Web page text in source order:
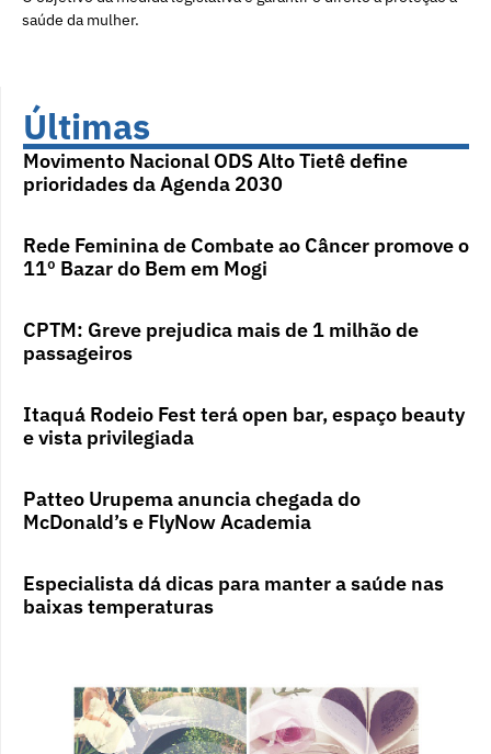
saúde da mulher.
Últimas
Movimento Nacional ODS Alto Tietê define
prioridades da Agenda 2030
Rede Feminina de Combate ao Câncer promove o
11º Bazar do Bem em Mogi
CPTM: Greve prejudica mais de 1 milhão de
passageiros
Itaquá Rodeio Fest terá open bar, espaço beauty
e vista privilegiada
Patteo Urupema anuncia chegada do
McDonald’s e FlyNow Academia
Especialista dá dicas para manter a saúde nas
baixas temperaturas